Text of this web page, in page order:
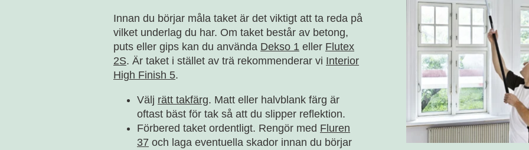
Innan du börjar måla taket är det viktigt att ta reda på
vilket underlag du har. Om taket består av betong,
puts eller gips kan du använda Dekso 1 eller Flutex
2S. Är taket i stället av trä rekommenderar vi Interior
High Finish 5.
Välj rätt takfärg. Matt eller halvblank färg är
oftast bäst för tak så att du slipper reflektion.
Förbered taket ordentligt. Rengör med Fluren
37 och laga eventuella skador innan du börjar